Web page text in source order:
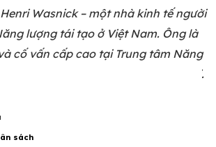
sách
Wasnick – một nhà kinh tế người
lượng tái tạo ở Việt Nam. Ông là
cố vấn cấp cao tại Trung tâm Năng
Viện Năng lượng Việt Nam, Hà Nội.